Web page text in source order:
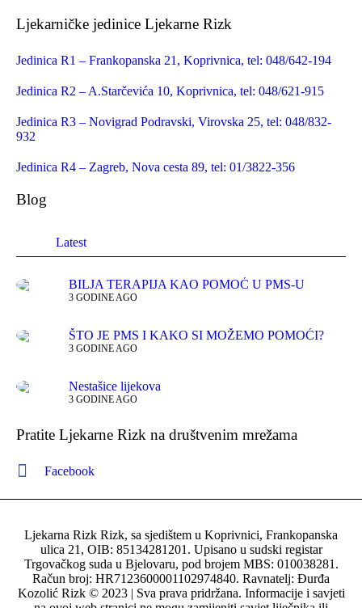
Ljekarničke jedinice Ljekarne Rizk
Jedinica R1 – Frankopanska 21, Koprivnica, tel: 048/642-194
Jedinica R2 – A.Starčevića 10, Koprivnica, tel: 048/621-915
Jedinica R3 – Novigrad Podravski, Virovska 25, tel: 048/832-
932
Jedinica R4 – Zagreb, Nova cesta 89, tel: 01/3822-356
Blog
Latest
BILJA TERAPIJA KAO POMOĆ U PMS-U
3 GODINE AGO
ŠTO JE PMS I KAKO SI MOŽEMO POMOĆI?
3 GODINE AGO
Nestašice lijekova
3 GODINE AGO
Pratite Ljekarne Rizk na društvenim mrežama
Facebook
Ljekarna Rizk Rizk, sa sjedištem u Koprivnici, Frankopanska
ulica 21, OIB: 85134281201. Upisano u sudski registar
Trgovačkog suda u Bjelovaru, pod brojem MBS: 010038281.
Račun broj: HR7123600001102974840. Ravnatelj: Đurđa
Kozolić Rizk © 2023 | Sva prava pridržana. Informacije i savjeti